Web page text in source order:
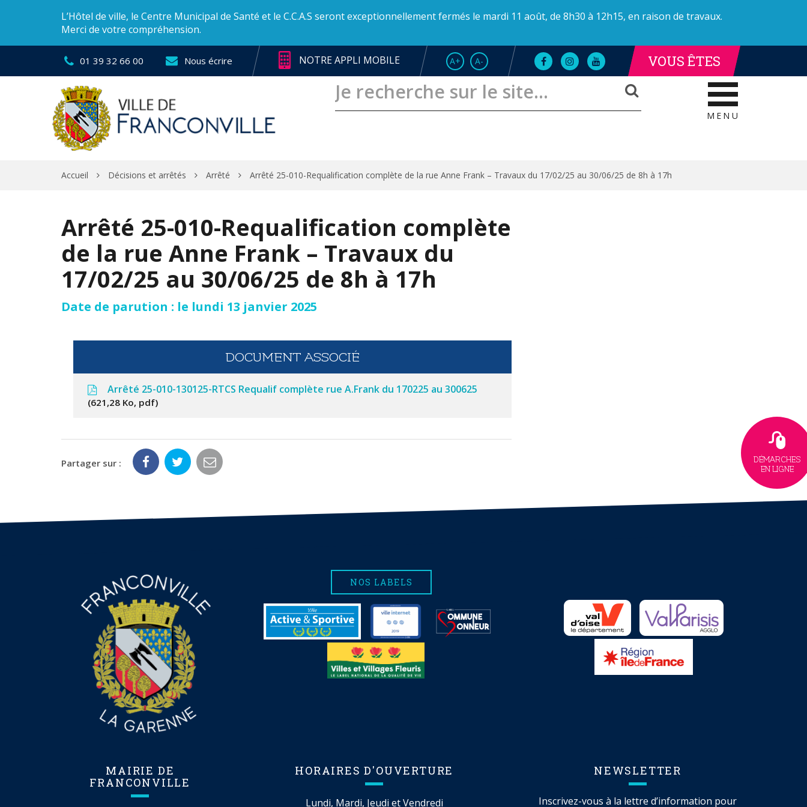
L’Hôtel de ville, le Centre Municipal de Santé et le C.C.A.S seront exceptionnellement fermés le mardi 11 août, de 8h30 à 12h15, en raison de travaux.
Merci de votre compréhension.
01 39 32 66 00 Nous écrire NOTRE APPLI MOBILE A+AUGMENTER LA TAILLE DE LA POLICE
A-RÉDUIRE LA TAILLE DE LA POLICE
Lien
vers
Facebook
Lien
vers
Instagram
Lien
vers
chaîne
Youtube
VOUS ÊTES
RECHERCHER
MENU
Accueil Décisions et arrêtés Arrêté Arrêté 25-010-Requalification complète de la rue Anne Frank – Travaux du 17/02/25 au 30/06/25 de 8h à 17h
Arrêté 25-010-Requalification complète
de la rue Anne Frank – Travaux du
17/02/25 au 30/06/25 de 8h à 17h
Date de parution : le lundi 13 janvier 2025
DOCUMENT ASSOCIÉ
Arrêté 25-010-130125-RTCS Requalif complète rue A.Frank du 170225 au 300625
621,28 Ko, pdf
Partager sur :
NOS LABELS
MAIRIE DE
FRANCONVILLE
HORAIRES D'OUVERTURE
Lundi, Mardi, Jeudi et Vendredi
NEWSLETTER
Inscrivez-vous à la lettre d’information pour
DÉMARCHES
EN LIGNE